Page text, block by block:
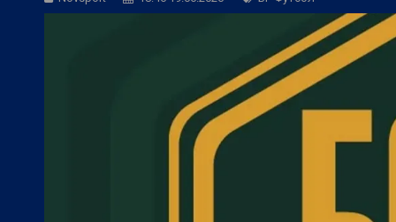
БГ Футбол:Веласкес: Невероятно
Косич: Локомотив